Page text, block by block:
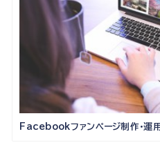
Facebookファンページ制作・運用